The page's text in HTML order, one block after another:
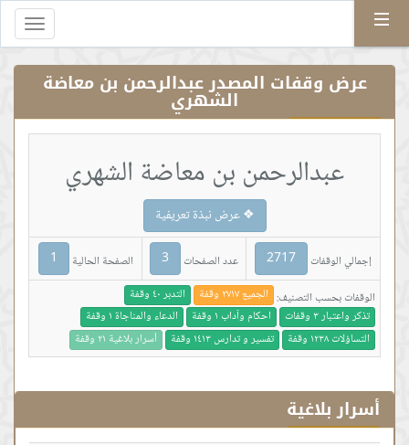
عرض وقفات المصدر عبدالرحمن بن معاضة
الشهري
عبدالرحمن بن معاضة الشهري
❖ عرض نبذة تعريفية
إجمالي الوقفات 2717 عدد الصفحات 3 الصفحة الحالية 1
الوقفات بحسب التصنيف: الجميع ٢٧١٧ وقفة
التدبر ٤٠ وقفة
تذكر واعتبار ٣ وقفات
احكام وآداب ١ وقفة
الدعاء والمناجاة ١ وقفة
التساؤلات ١٢٣٨ وقفة
تفسير و تدارس ١٤١٣ وقفة أسرار بلاغية ٢١ وقفة
أسرار بلاغية